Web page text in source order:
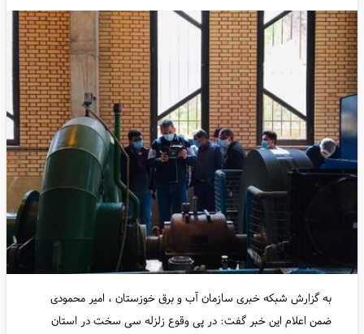
به گزارش شبکه خبری سازمان آب و برق خوزستان ، امیر محمودی
ضمن اعلام این خبر گفت: در پی وقوع زلزله سی سخت در استان